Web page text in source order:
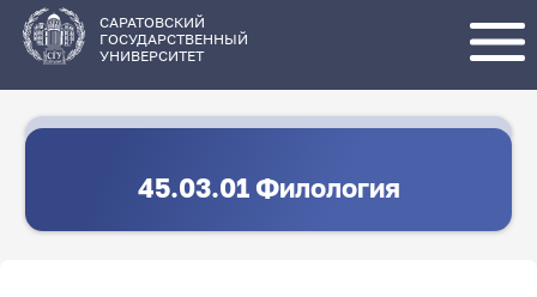
основному
содержанию
САРАТОВСКИЙ
ГОСУДАРСТВЕННЫЙ
УНИВЕРСИТЕТ
45.03.01 Филология